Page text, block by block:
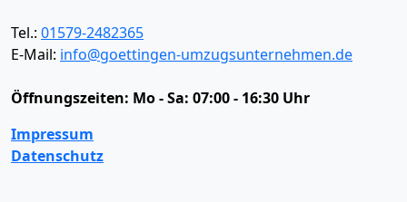
Tel.: 01579-2482365
E-Mail: info@goettingen-umzugsunternehmen.de
Öffnungszeiten: Mo - Sa: 07:00 - 16:30 Uhr
Impressum
Datenschutz